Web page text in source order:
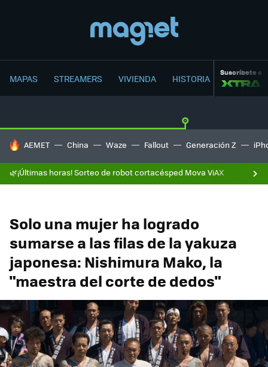
MAPAS STREAMERS VIVIENDA HISTORIA Suscríbete a
HOY SE HABLA DE
AEMET China Waze Fallout Generación Z
🌿¡Últimas horas! Sorteo de robot cortacésped Mova ViAX
Solo una mujer ha logrado
sumarse a las filas de la yakuza
japonesa: Nishimura Mako, la
"maestra del corte de dedos"